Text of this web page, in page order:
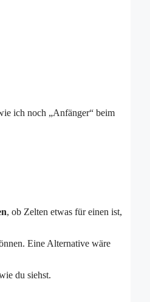
ich noch „Anfänger“ beim
, ob Zelten etwas für einen ist,
Eine Alternative wäre
du siehst.